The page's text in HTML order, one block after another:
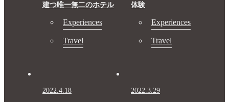
建つ唯一無二のホテル
Experiences
Travel
体験
Experiences
Travel
2022.4.18 2022.3.29